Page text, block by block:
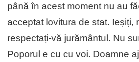
până în acest moment nu au
acceptat lovitura de stat. Ieșiți,
respectați-vă jurământul. Nu
Poporul e cu cu voi. Doamne